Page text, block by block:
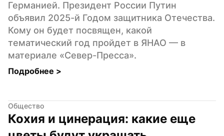
Германией. Президент России Путин
объявил 2025-й Годом защитника Отечества.
Кому он будет посвящен, какой
тематический год пройдет в ЯНАО — в
материале «Север-Пресса».
Подробнее >
Общество
Кохия и цинерация: какие еще